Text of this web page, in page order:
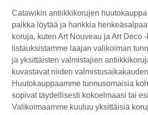
Catawikin antiikkikorujen
paikka löytää ja hankkia
koruja, kuten Art Nouveau ja Art Deco
listauksistamme laajan valikoiman
ja yksittäisten valmistajien
kuvastavat niiden
Huutokauppaamme tunnusomaisia
sopivat täydellisesti kokoelmaasi tai
Valikoimaamme kuuluu yksittäisiä